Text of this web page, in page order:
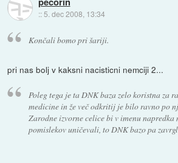
:: 5. dec 2008, 13:34
Končali bomo pri šariji.
pri nas bolj v kaksni nacisticni nemciji 2...
Poleg tega je ta DNK baza zelo koristna za
medicine in že več odkritij je bilo ravno po
Zarodne izvorne celice bi v imenu napredka
pomislekov uničevali, to DNK bazo pa